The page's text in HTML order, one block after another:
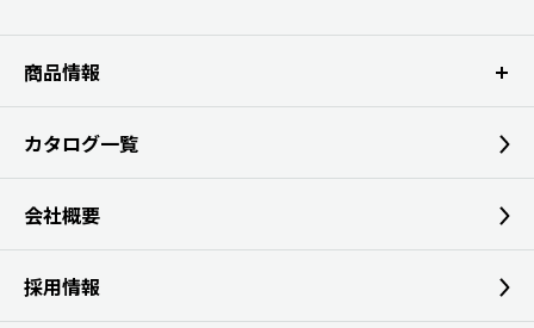
商品情報
カタログ一覧
会社概要
採用情報